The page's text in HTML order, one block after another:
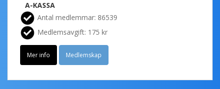
A-KASSA
Antal medlemmar: 86539
Medlemsavgift: 175 kr
Mer info Medlemskap